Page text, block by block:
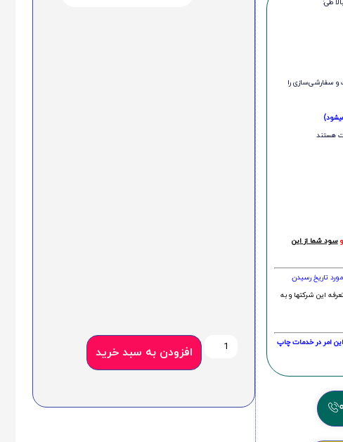
طی:
و سفارشی‌سازی را
هستند
وسود شما از این
تاریخ رسیدن
این شرکتها و به
با عکس سایت 10 الی 20 درصد و این امر در خدمات چاپ
افزودن به سبد خرید